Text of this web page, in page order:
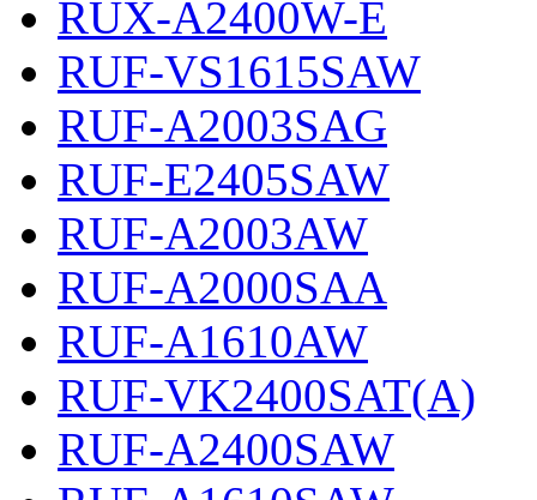
RUX-A2400W-E
RUF-VS1615SAW
RUF-A2003SAG
RUF-E2405SAW
RUF-A2003AW
RUF-A2000SAA
RUF-A1610AW
RUF-VK2400SAT(A)
RUF-A2400SAW